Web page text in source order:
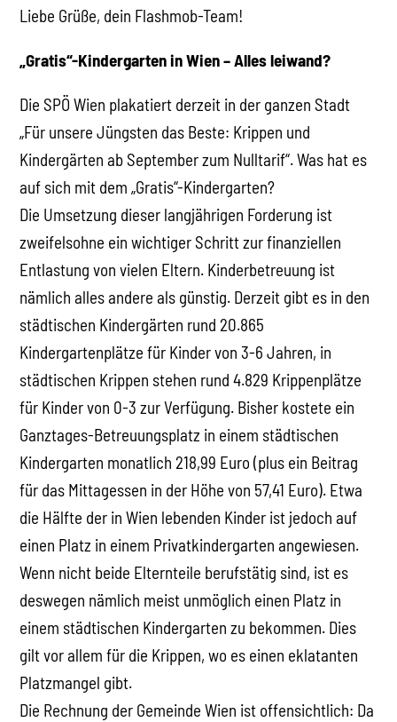
Liebe Grüße, dein Flashmob-Team!
„Gratis“-Kindergarten in Wien – Alles leiwand?
Die SPÖ Wien plakatiert derzeit in der ganzen Stadt
„Für unsere Jüngsten das Beste: Krippen und
Kindergärten ab September zum Nulltarif“. Was hat es
auf sich mit dem „Gratis“-Kindergarten?
Die Umsetzung dieser langjährigen Forderung ist
zweifelsohne ein wichtiger Schritt zur finanziellen
Entlastung von vielen Eltern. Kinderbetreuung ist
nämlich alles andere als günstig. Derzeit gibt es in den
städtischen Kindergärten rund 20.865
Kindergartenplätze für Kinder von 3-6 Jahren, in
städtischen Krippen stehen rund 4.829 Krippenplätze
für Kinder von 0-3 zur Verfügung. Bisher kostete ein
Ganztages-Betreuungsplatz in einem städtischen
Kindergarten monatlich 218,99 Euro (plus ein Beitrag
für das Mittagessen in der Höhe von 57,41 Euro). Etwa
die Hälfte der in Wien lebenden Kinder ist jedoch auf
einen Platz in einem Privatkindergarten angewiesen.
Wenn nicht beide Elternteile berufstätig sind, ist es
deswegen nämlich meist unmöglich einen Platz in
einem städtischen Kindergarten zu bekommen. Dies
gilt vor allem für die Krippen, wo es einen eklatanten
Platzmangel gibt.
Die Rechnung der Gemeinde Wien ist offensichtlich: Da